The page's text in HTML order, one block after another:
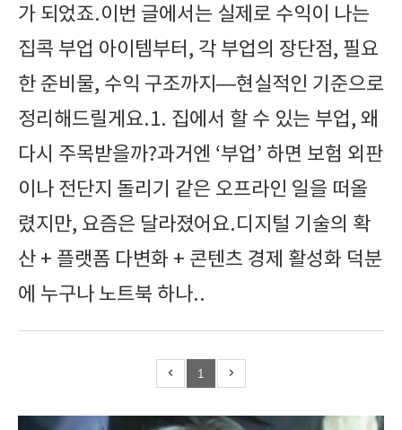
가 되었죠.이번 글에서는 실제로 수익이 나는
집콕 부업 아이템부터, 각 부업의 장단점, 필요
한 준비물, 수익 구조까지—현실적인 기준으로
정리해드릴게요.1. 집에서 할 수 있는 부업, 왜
다시 주목받을까?과거엔 ‘부업’ 하면 보험 외판
이나 전단지 돌리기 같은 오프라인 일을 떠올
렸지만, 요즘은 달라졌어요.디지털 기술의 확
산 + 플랫폼 다변화 + 콘텐츠 경제 활성화 덕분
에 누구나 노트북 하나..
1